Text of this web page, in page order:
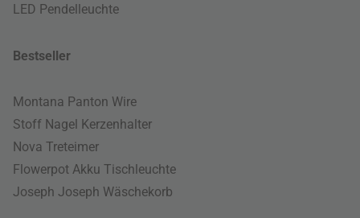
LED Pendelleuchte
Bestseller
Montana Panton Wire
Stoff Nagel Kerzenhalter
Nova Treteimer
Flowerpot Akku Tischleuchte
Joseph Joseph Wäschekorb